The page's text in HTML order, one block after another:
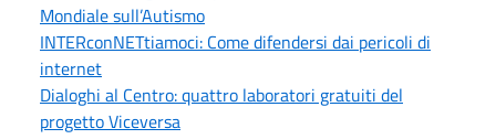
Mondiale sull’Autismo
INTERconNETtiamoci: Come difendersi dai pericoli di
internet
Dialoghi al Centro: quattro laboratori gratuiti del
progetto Viceversa